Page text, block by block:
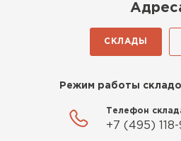
СКЛАДЫ
Режим работы
Телефон
+7 (495) 118-